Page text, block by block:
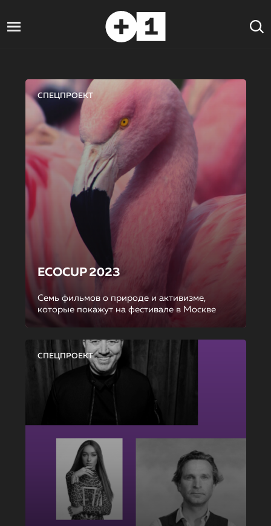
СПЕЦПРОЕКТ
ECOCUP 2023
Семь фильмов о природе и активизме,
которые покажут на фестивале в Москве
СПЕЦПРОЕКТ